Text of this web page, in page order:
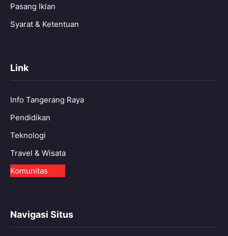
Pasang Iklan
Syarat & Ketentuan
Link
Info Tangerang Raya
Pendidikan
Teknologi
Travel & Wisata
Komunitas
Navigasi Situs